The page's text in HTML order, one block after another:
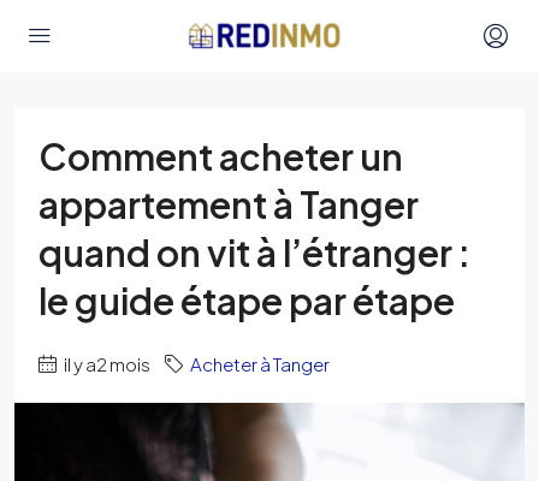
Comment acheter un
appartement à Tanger
quand on vit à l’étranger :
le guide étape par étape
il y a2 mois Acheter à Tanger